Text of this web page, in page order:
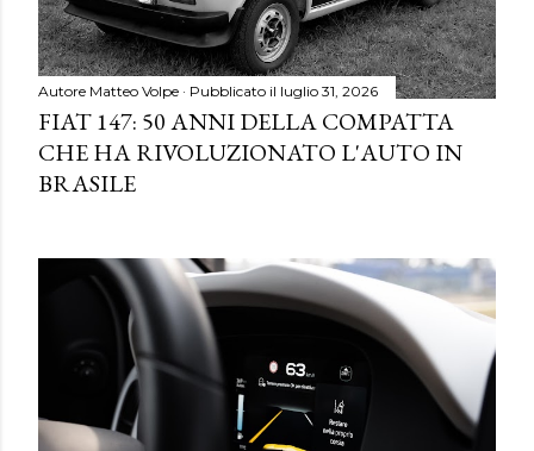
Autore Matteo Volpe Pubblicato il luglio 31, 2026
FIAT 147: 50 ANNI DELLA COMPATTA
CHE HA RIVOLUZIONATO L'AUTO IN
BRASILE